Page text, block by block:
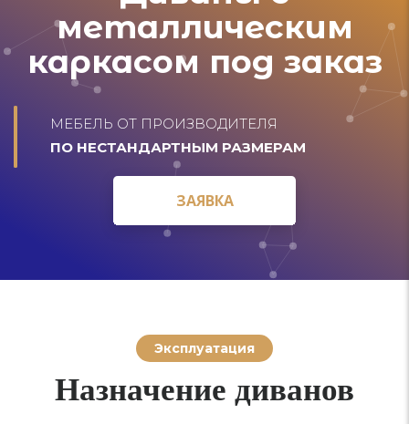
металлическим
каркасом под заказ
МЕБЕЛЬ ОТ ПРОИЗВОДИТЕЛЯ
ПО НЕСТАНДАРТНЫМ РАЗМЕРАМ
ЗАЯВКА
ЗАЯВКА
Эксплуатация
Назначение диванов